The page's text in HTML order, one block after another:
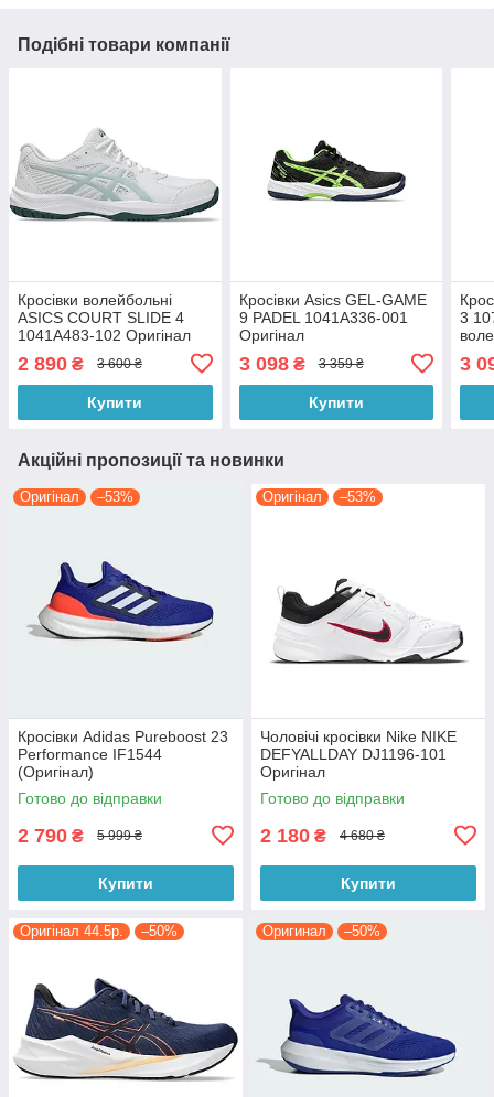
Подібні товари компанії
Кросівки волейбольні
ASICS COURT SLIDE 4
1041A483-102 Оригінал
2 890 ₴ 3 600 ₴
Купити
Кросівки Asics GEL-GAME
9 PADEL 1041A336-001
Оригінал
3 098₴ 3 359 ₴
Купити
3
3
Акційні пропозиції та новинки
Оригінал –53%
Кросівки Adidas Pureboost 23
Performance IF1544
(Оригінал)
Готово до відправки
2 790 ₴ 5 999 ₴
Купити
Оригінал –53%
Чоловічі кросівки Nike NIKE
DEFYALLDAY DJ1196-101
Оригінал
Готово до відправки
2 180 ₴ 4 680 ₴
Купити
Оригінал 44.5р. –50% Оригинал –50%